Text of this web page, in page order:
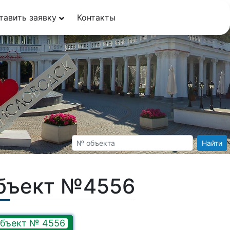
заявку Контакты
Найти
№4556
№ 4556